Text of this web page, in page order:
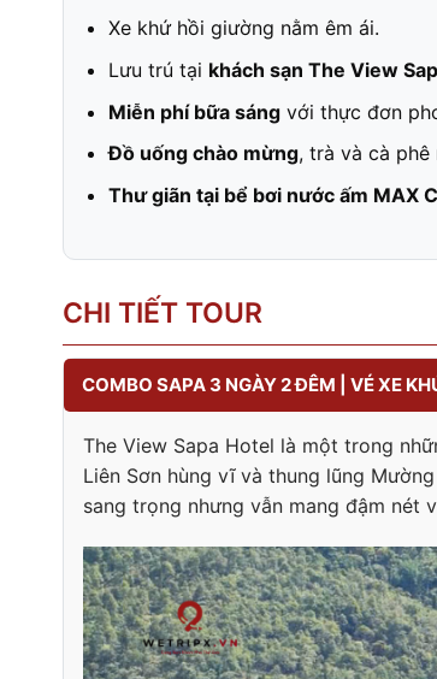
Xe khứ hồi giường nằm êm ái.
Lưu trú tại khách sạn The View
Miễn phí bữa sángvới thực đơn
Đồ uống chào mừng, trà và cà phê
Thư giãn tại bể bơi nước ấm MAX
CHI TIẾT TOUR
COMBO SAPA 3 NGÀY 2 ĐÊM | VÉ XE
The View Sapa Hotel là một trong
Liên Sơn hùng vĩ và thung lũng
sang trọng nhưng vẫn mang đậm nét